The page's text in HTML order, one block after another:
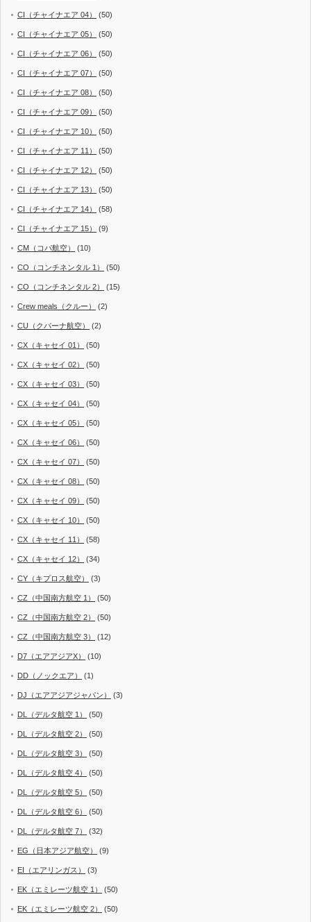
CI（チャイナエア 04） (50)
CI（チャイナエア 05） (50)
CI（チャイナエア 06） (50)
CI（チャイナエア 07） (50)
CI（チャイナエア 08） (50)
CI（チャイナエア 09） (50)
CI（チャイナエア 10） (50)
CI（チャイナエア 11） (50)
CI（チャイナエア 12） (50)
CI（チャイナエア 13） (50)
CI（チャイナエア 14） (58)
CI（チャイナエア 15） (9)
CM（コパ航空） (10)
CO（コンチネンタル 1） (50)
CO（コンチネンタル 2） (15)
Crew meals（クルー） (2)
CU（クバーナ航空） (2)
CX（キャセイ 01） (50)
CX（キャセイ 02） (50)
CX（キャセイ 03） (50)
CX（キャセイ 04） (50)
CX（キャセイ 05） (50)
CX（キャセイ 06） (50)
CX（キャセイ 07） (50)
CX（キャセイ 08） (50)
CX（キャセイ 09） (50)
CX（キャセイ 10） (50)
CX（キャセイ 11） (58)
CX（キャセイ 12） (34)
CY（キプロス航空） (3)
CZ（中国南方航空 1） (50)
CZ（中国南方航空 2） (50)
CZ（中国南方航空 3） (12)
D7（エアアジアX） (10)
DD（ノックエア） (1)
DJ（エアアジアジャパン） (3)
DL（デルタ航空 1） (50)
DL（デルタ航空 2） (50)
DL（デルタ航空 3） (50)
DL（デルタ航空 4） (50)
DL（デルタ航空 5） (50)
DL（デルタ航空 6） (50)
DL（デルタ航空 7） (32)
EG（日本アジア航空） (9)
EI（エアリンガス） (3)
EK（エミレーツ航空 1） (50)
EK（エミレーツ航空 2） (50)